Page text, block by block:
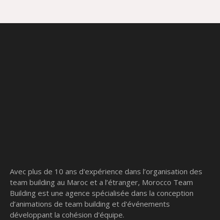
Avec plus de 10 ans d'expérience dans l’organisation des
team building au Maroc et a l’étranger, Morocco Team
Building est une agence spécialisée dans la conception
d’animations de team building et d'événements
développant la cohésion d'équipe.